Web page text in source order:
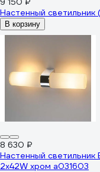
Настенный светильник
В корзину
8 630 ₽
Настенный светильник
2х42W хром a031603